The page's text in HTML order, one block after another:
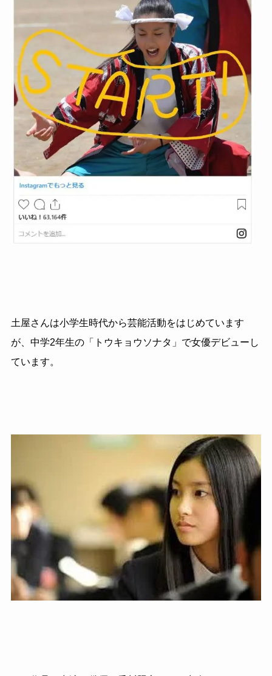
土屋さんは小学生時代から芸能活動をはじめています
が、中学2年生の「トウキョウソナタ」で女優デビューし
ています。